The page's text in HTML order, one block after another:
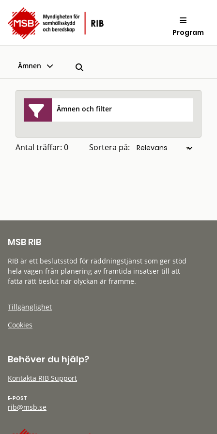
Program
Ämnen
Ämnen och filter
Antal träffar: 0 Sortera på:
MSB RIB
RIB är ett beslutsstöd för räddningstjänst som ger stöd
hela vägen från planering av framtida insatser till att
fatta rätt beslut när olyckan är framme.
Tillgänglighet
Cookies
Behöver du hjälp?
Kontakta RIB Support
E-POST
rib@msb.se